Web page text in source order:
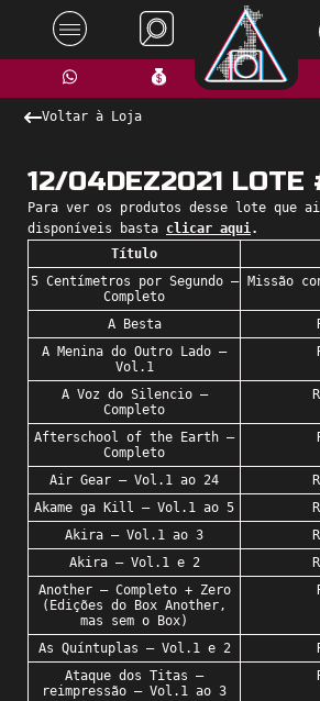
Voltar à Loja
12/04DEZ2021 LOTE
Para ver os produtos desse lote que
disponíveis basta clicar aqui.
Título
5 Centímetros por Segundo –
Completo
Missão
A Besta
A Menina do Outro Lado –
Vol.1
A Voz do Silencio –
Completo
Afterschool of the Earth –
Completo
Air Gear – Vol.1 ao 24
Akame ga Kill – Vol.1 ao 5
Akira – Vol.1 ao 3
Akira – Vol.1 e 2
Another – Completo + Zero
(Edições do Box Another,
mas sem o Box)
As Quíntuplas – Vol.1 e 2
Ataque dos Titas –
reimpressão – Vol.1 ao 3